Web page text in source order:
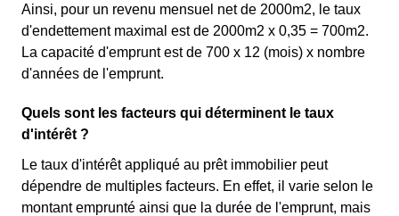
Ainsi, pour un revenu mensuel net de 2000m2, le taux
d'endettement maximal est de 2000m2 x 0,35 = 700m2.
La capacité d'emprunt est de 700 x 12 (mois) x nombre
d'années de l'emprunt.
Quels sont les facteurs qui déterminent le taux
d'intérêt ?
Le taux d'intérêt appliqué au prêt immobilier peut
dépendre de multiples facteurs. En effet, il varie selon le
montant emprunté ainsi que la durée de l'emprunt, mais